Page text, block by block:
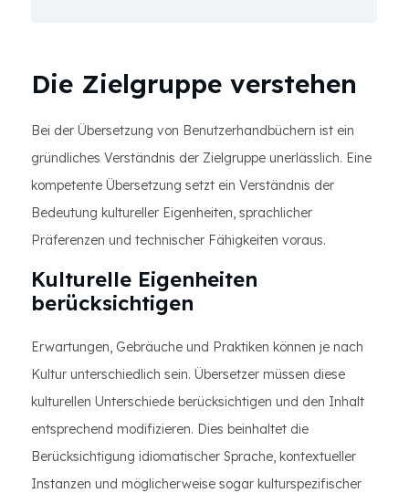
Die Zielgruppe verstehen
Bei der Übersetzung von Benutzerhandbüchern ist ein
gründliches Verständnis der Zielgruppe unerlässlich. Eine
kompetente Übersetzung setzt ein Verständnis der
Bedeutung kultureller Eigenheiten, sprachlicher
Präferenzen und technischer Fähigkeiten voraus.
Kulturelle Eigenheiten
berücksichtigen
Erwartungen, Gebräuche und Praktiken können je nach
Kultur unterschiedlich sein. Übersetzer müssen diese
kulturellen Unterschiede berücksichtigen und den Inhalt
entsprechend modifizieren. Dies beinhaltet die
Berücksichtigung idiomatischer Sprache, kontextueller
Instanzen und möglicherweise sogar kulturspezifischer